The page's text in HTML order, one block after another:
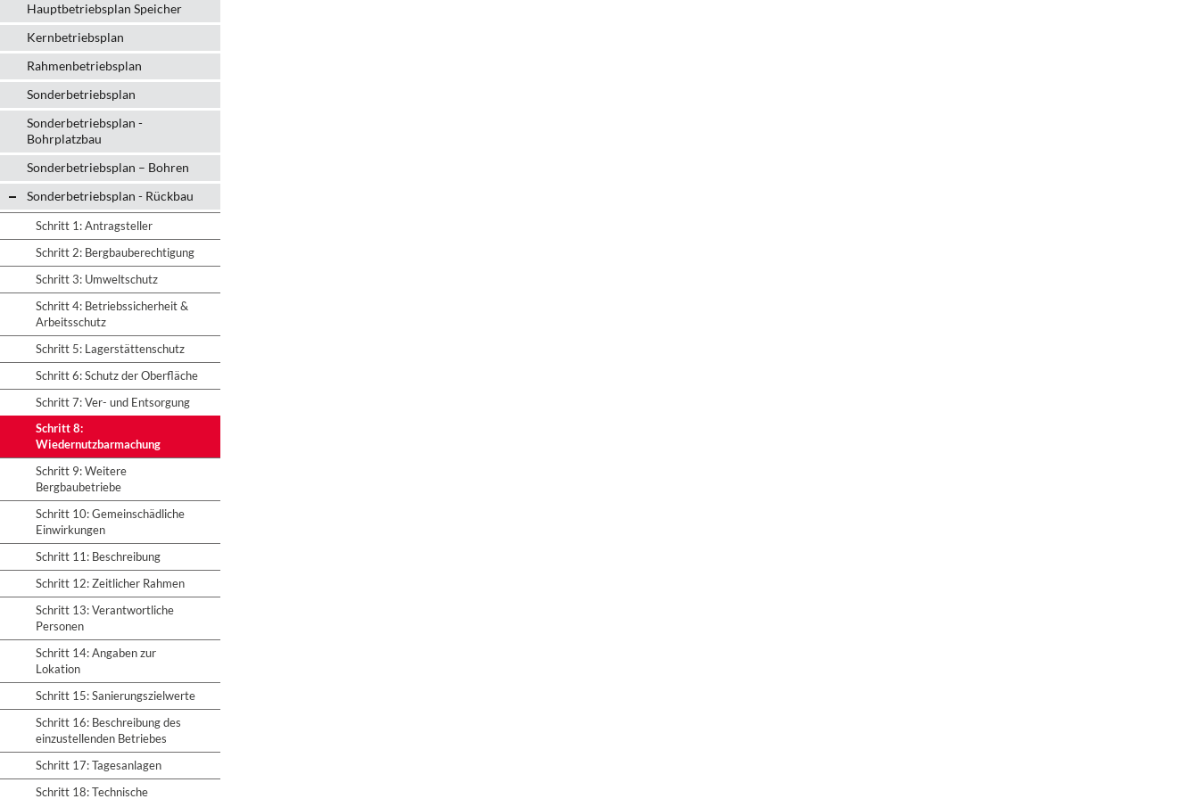
Hauptbetriebsplan Speicher
Kernbetriebsplan
Rahmenbetriebsplan
Sonderbetriebsplan
Sonderbetriebsplan -
Bohrplatzbau
Sonderbetriebsplan – Bohren
Sonderbetriebsplan - Rückbau
Schritt 1: Antragsteller
Schritt 2: Bergbauberechtigung
Schritt 3: Umweltschutz
Schritt 4: Betriebssicherheit &
Arbeitsschutz
Schritt 5: Lagerstättenschutz
Schritt 6: Schutz der Oberfläche
Schritt 7: Ver- und Entsorgung
Schritt 8:
Wiedernutzbarmachung
Schritt 9: Weitere
Bergbaubetriebe
Schritt 10: Gemeinschädliche
Einwirkungen
Schritt 11: Beschreibung
Schritt 12: Zeitlicher Rahmen
Schritt 13: Verantwortliche
Personen
Schritt 14: Angaben zur
Lokation
Schritt 15: Sanierungszielwerte
Schritt 16: Beschreibung des
einzustellenden Betriebes
Schritt 17: Tagesanlagen
Schritt 18: Technische